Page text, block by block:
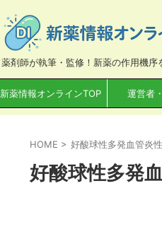
薬剤師が執筆・監修！新薬の作用機序
新薬情報オンラインTOP 運営者
HOME > 好酸球性多発血管炎
好酸球性多発